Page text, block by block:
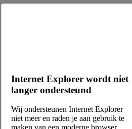
Internet Explorer wordt niet
langer ondersteund
Wij ondersteunen Internet Explorer
niet meer en raden je aan gebruik te
Leveranciers
Privacy & voorwaarden
Verkoop- en leveringsvoorwaarden